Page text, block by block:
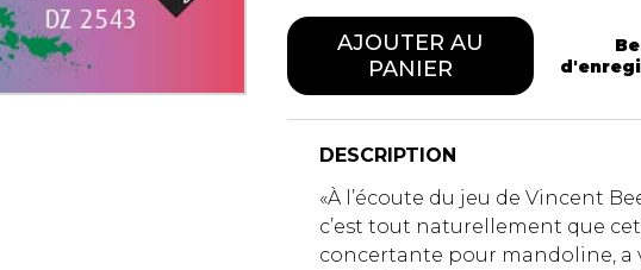
AJOUTER AU
PANIER
DESCRIPTION
«À l’écoute du jeu de Vincent
c’est tout naturellement que
concertante pour mandoline, a